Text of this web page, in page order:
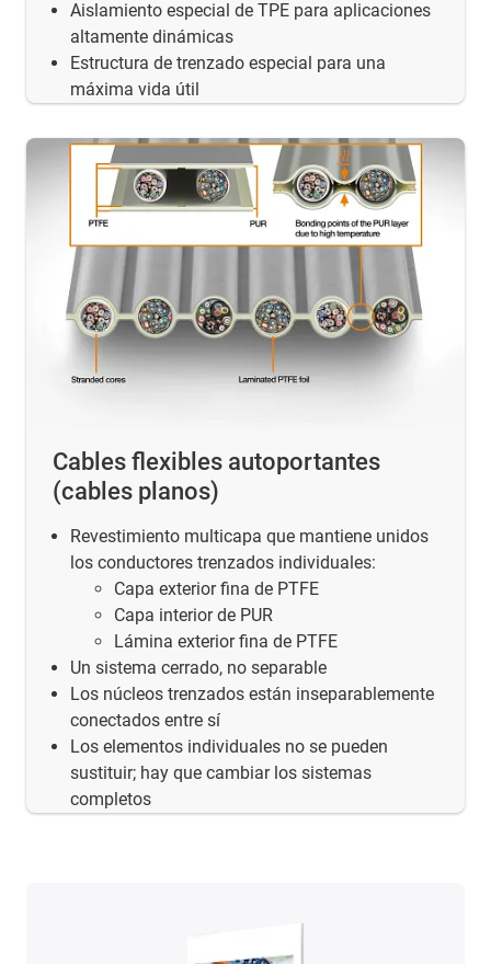
Aislamiento especial de TPE para aplicaciones
altamente dinámicas
Estructura de trenzado especial para una
máxima vida útil
Cables flexibles autoportantes
(cables planos)
Revestimiento multicapa que mantiene unidos
los conductores trenzados individuales:
Capa exterior fina de PTFE
Capa interior de PUR
Lámina exterior fina de PTFE
Un sistema cerrado, no separable
Los núcleos trenzados están inseparablemente
conectados entre sí
Los elementos individuales no se pueden
sustituir; hay que cambiar los sistemas
completos